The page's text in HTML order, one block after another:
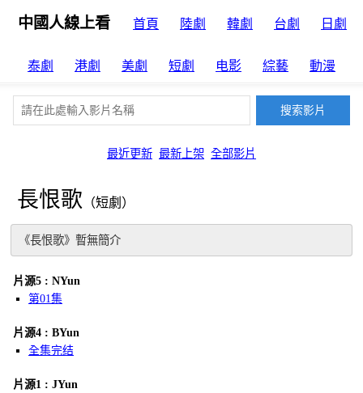
中國人線上看 首頁 陸劇 韓劇 台劇 日劇
泰劇 港劇 美劇 短劇 电影 綜藝 動漫
最近更新 最新上架 全部影片
長恨歌 （短劇）
《長恨歌》暫無簡介
片源5 : NYun
第01集
片源4 : BYun
全集完结
片源1 : JYun